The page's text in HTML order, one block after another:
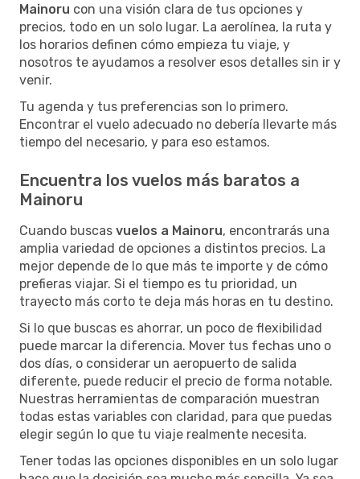
Mainoru con una visión clara de tus opciones y
precios, todo en un solo lugar. La aerolínea, la ruta y
los horarios definen cómo empieza tu viaje, y
nosotros te ayudamos a resolver esos detalles sin ir y
venir.
Tu agenda y tus preferencias son lo primero.
Encontrar el vuelo adecuado no debería llevarte más
tiempo del necesario, y para eso estamos.
Encuentra los vuelos más baratos a
Mainoru
Cuando buscas vuelos a Mainoru, encontrarás una
amplia variedad de opciones a distintos precios. La
mejor depende de lo que más te importe y de cómo
prefieras viajar. Si el tiempo es tu prioridad, un
trayecto más corto te deja más horas en tu destino.
Si lo que buscas es ahorrar, un poco de flexibilidad
puede marcar la diferencia. Mover tus fechas uno o
dos días, o considerar un aeropuerto de salida
diferente, puede reducir el precio de forma notable.
Nuestras herramientas de comparación muestran
todas estas variables con claridad, para que puedas
elegir según lo que tu viaje realmente necesita.
Tener todas las opciones disponibles en un solo lugar